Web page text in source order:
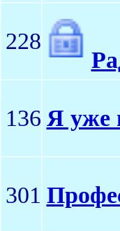
228
136 Я уже
301